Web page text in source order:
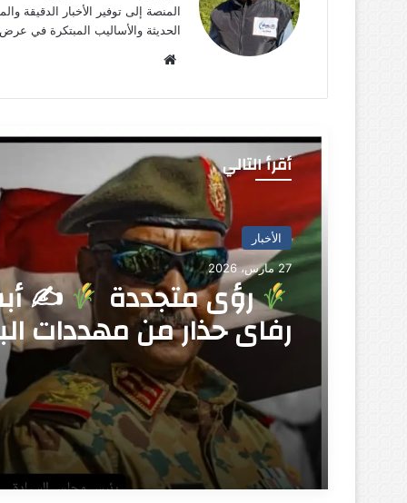
المنصة إلى توفير الأخبار الدقيقة
الحديثة والأساليب المبتكرة في عرض
الوي
أقرأ التالي
الأخبار
27 مارس، 2026
رؤى متجددة ✍
رفاي حذار من مهددات
السياسية المحيطة
والمكنة مجددا
الأخبار المحلية
25 مارس، 2026
مجلس البيئة يكشف عن
تقارير نقل النفايات
مؤسسه علاجية لنقل
النفايات الطبية